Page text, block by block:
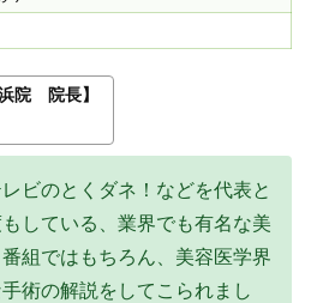
院 院長】
ビのとくダネ！などを代表と
している、業界でも有名な美
組ではもちろん、美容医学界
術の解説をしてこられまし